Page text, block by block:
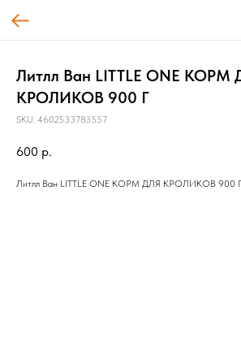
Литлл Ван LITTLE ONE КОРМ
КРОЛИКОВ 900 Г
SKU: 4602533783557
600 р.
Литлл Ван LITTLE ONE КОРМ ДЛЯ КРОЛИКОВ 900